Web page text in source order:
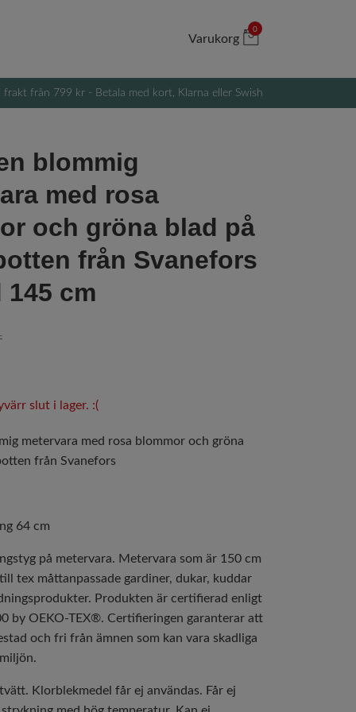
Varukorg
0
frakt från 799 kr - Betala med kort, Klarna eller Swish
blommig
med rosa
och gröna blad på
från Svanefors
145 cm
slut i lager. :(
metervara med rosa blommor och gröna
från Svanefors
64 cm
på metervara. Metervara som är 150 cm
tex måttanpassade gardiner, dukar, kuddar
Produkten är certifierad enligt
by OEKO-TEX®. Certifieringen garanterar att
och fri från ämnen som kan vara skadliga
Klorblekmedel får ej användas. Får ej